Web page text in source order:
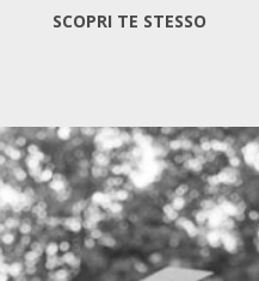
SCOPRI TE STESSO